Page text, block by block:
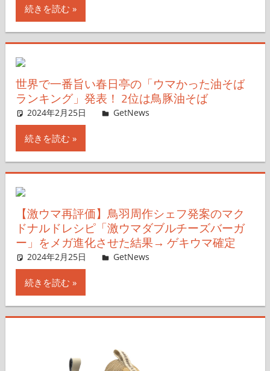
続きを読む
世界で一番旨い春日亭の「ウマかった油そば
ランキング」発表！ 2位は鳥豚油そば
2024年2月25日 GetNews
続きを読む
【激ウマ再評価】鳥羽周作シェフ発案のマク
ドナルドレシピ「激ウマダブルチーズバーガ
ー」をメガ進化させた結果→ ゲキウマ確定
2024年2月25日 GetNews
続きを読む